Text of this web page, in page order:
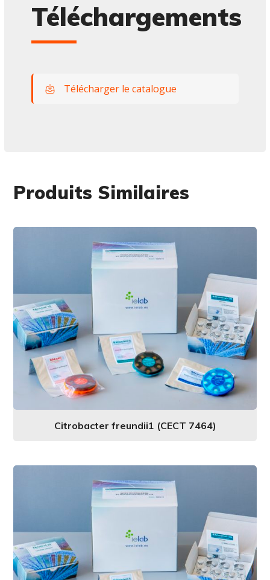
Téléchargements
Télécharger le catalogue
Produits Similaires
Citrobacter freundii1 (CECT 7464)